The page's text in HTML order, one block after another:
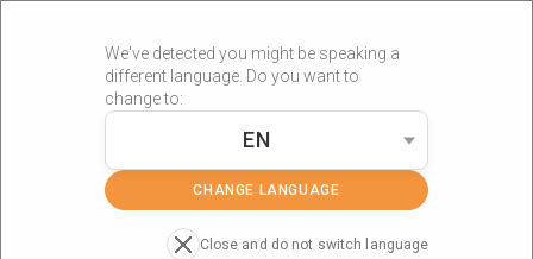
We've detected you might be speaking a
different language. Do you want to
change to:
EN
CHANGE LANGUAGE
Close and do not switch language
»